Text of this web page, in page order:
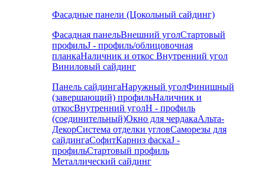
Фасадные панели (Цокольный сайдинг)
Фасадная панельВнешний уголСтартовый
профильJ - профиль/облицовочная
планкаНаличник и откос Внутренний угол
Виниловый сайдинг
Панель сайдингаНаружный уголФинишный
(завершающий) профильНаличник и
откосВнутренний уголH - профиль
(соединительный)Окно для чердакаАльта-
ДекорСистема отделки угловСаморезы для
сайдингаСофитКарниз фаскаJ -
профильСтартовый профиль
Металлический сайдинг